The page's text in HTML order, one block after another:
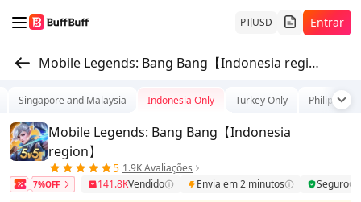
PTUSD Entrar
Mobile Legends: Bang Bang【Indonesia region】
Singapore and Malaysia Indonesia Only Turkey Only Philippines
Mobile Legends: Bang Bang【Indonesia
region】
5 1.9K Avaliações
7%OFF 141.8KVendido Envia em 2 minutos
Seguro